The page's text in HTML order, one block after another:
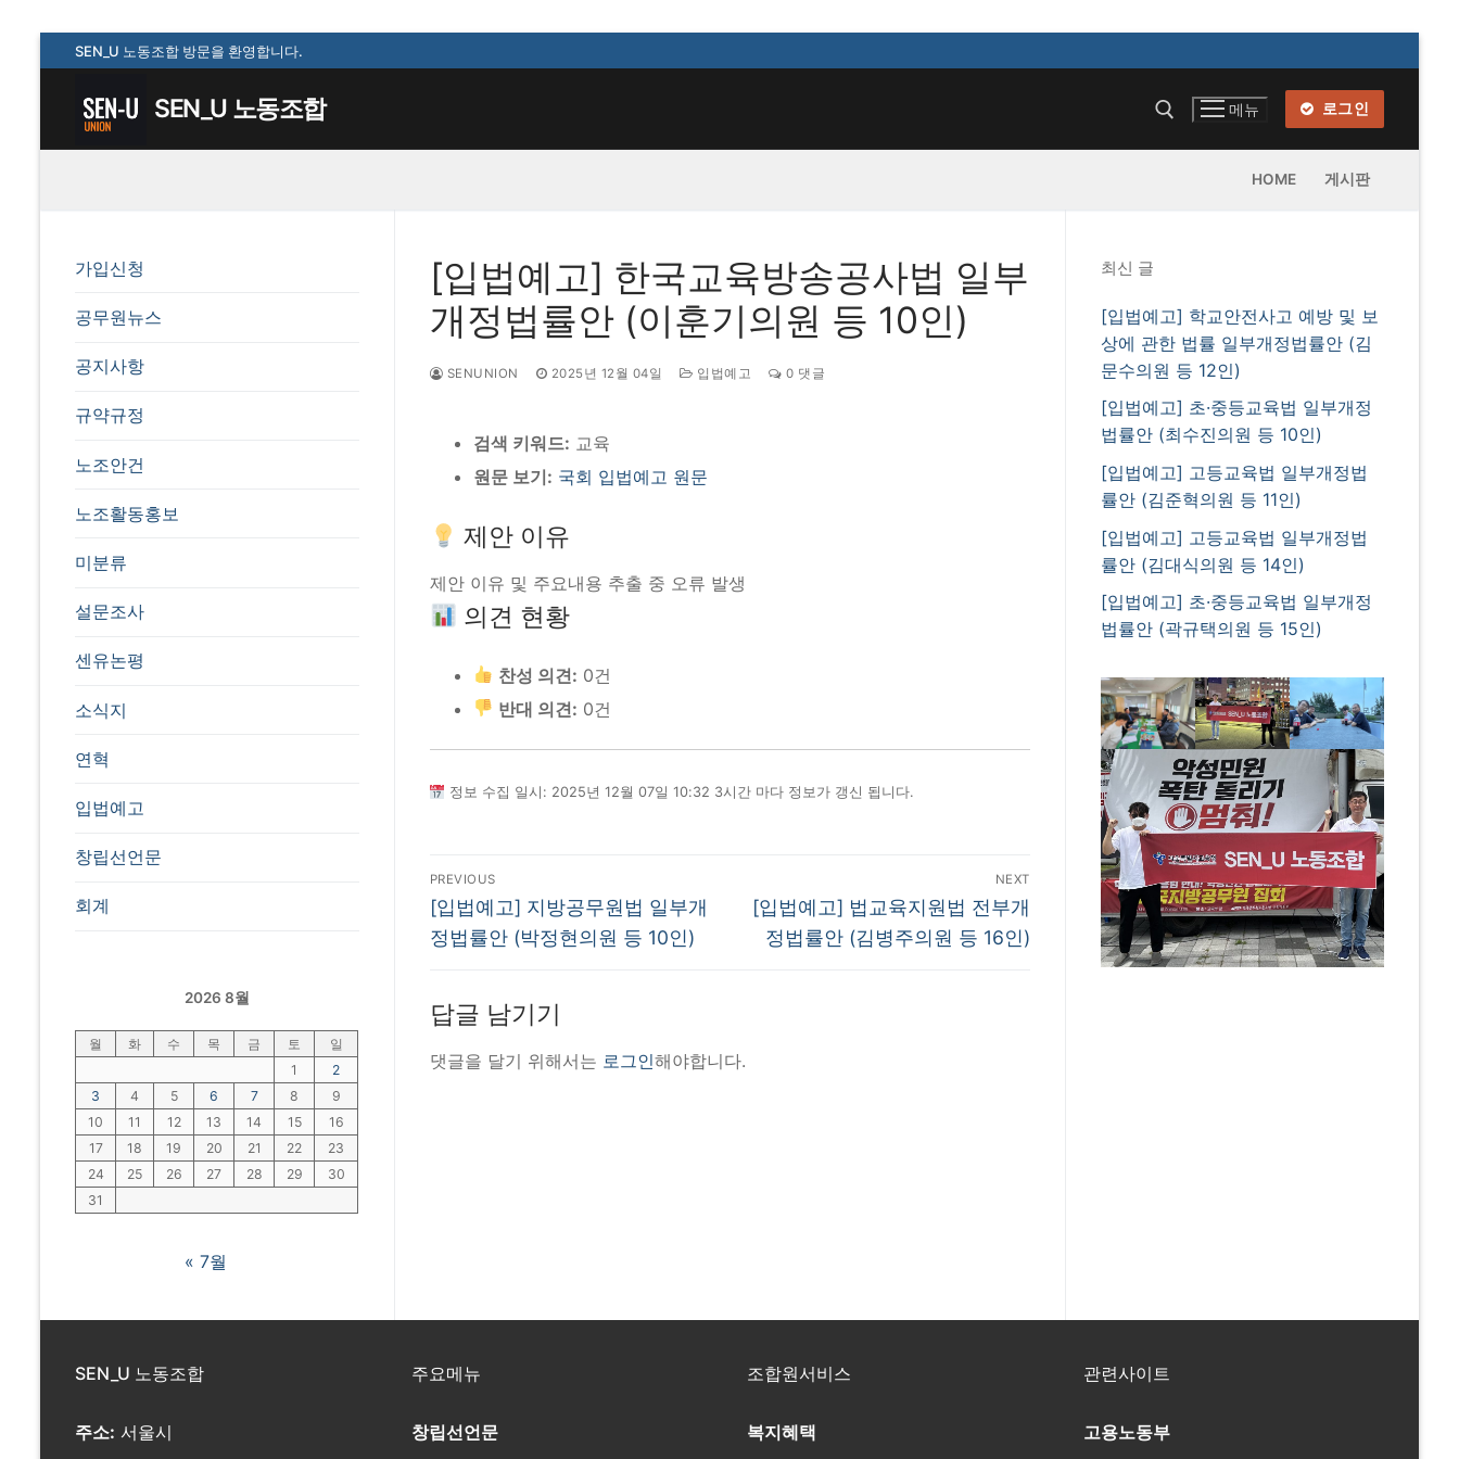
텐
바
SEN_U 노동조합 방문을 환영합니다.
SEN_U 노동조합 메뉴 로그인
HOME 게시판
[입법예고] 한국교육방송공사법 일부
개정법률안 (이훈기의원 등 10인)
SENUNION 2025년 12월 04일 입법예고 0 댓글
검색 키워드: 교육
원문 보기: 국회 입법예고 원문
제안 이유
제안 이유 및 주요내용 추출 중 오류 발생
의견 현황
찬성 의견: 0건
반대 의견: 0건
정보 수집 일시: 2025년 12월 07일 10:32 3시간 마다 정보가 갱신 됩니다.
글
탐
색
PREVIOUS
Previous
post:
[입법예고] 지방공무원법 일부개
정법률안 (박정현의원 등 10인)
NEXT
Next
post:
[입법예고] 법교육지원법 전부개
정법률안 (김병주의원 등 16인)
답글 남기기
댓글을 달기 위해서는 로그인해야합니다.
최신 글
[입법예고] 학교안전사고 예방 및 보
상에 관한 법률 일부개정법률안 (김
문수의원 등 12인)
[입법예고] 초·중등교육법 일부개정
법률안 (최수진의원 등 10인)
[입법예고] 고등교육법 일부개정법
률안 (김준혁의원 등 11인)
[입법예고] 고등교육법 일부개정법
률안 (김대식의원 등 14인)
[입법예고] 초·중등교육법 일부개정
법률안 (곽규택의원 등 15인)
가입신청
공무원뉴스
공지사항
규약규정
노조안건
노조활동홍보
미분류
설문조사
센유논평
소식지
연혁
입법예고
창립선언문
회계
2026 8월
월 화 수 목 금 토
일
1
2
3
4 5 6 7 8
9
10
11 12 13 14 15
16
17
18 19 20 21 22
23
24
25 26 27 28 29
30
31
« 7월
SEN_U 노동조합
주소: 서울시
주요메뉴
창립선언문
조합원서비스
복지혜택
관련사이트
고용노동부